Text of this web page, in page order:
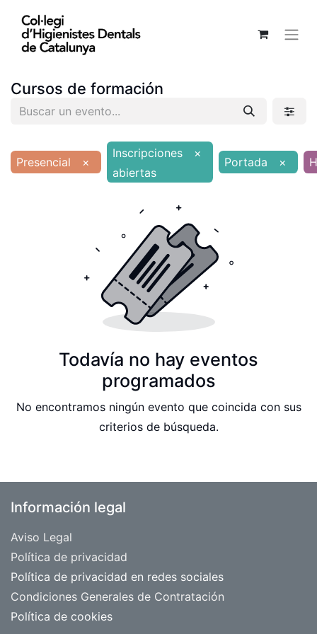
Cursos de formación
Presencial ×
Inscripciones
abiertas
×
Portada ×
Todavía no hay eventos
programados
No encontramos ningún evento que coincida con sus
criterios de búsqueda.
Información legal
Aviso Legal
​Política de privacidad
Política de privacidad en redes sociales
Condiciones Generales de Contratación
Política de cookies